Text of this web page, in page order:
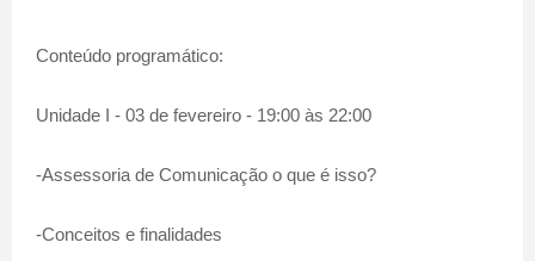
Conteúdo programático:
Unidade I - 03 de fevereiro - 19:00 às 22:00
-Assessoria de Comunicação o que é isso?
-Conceitos e finalidades